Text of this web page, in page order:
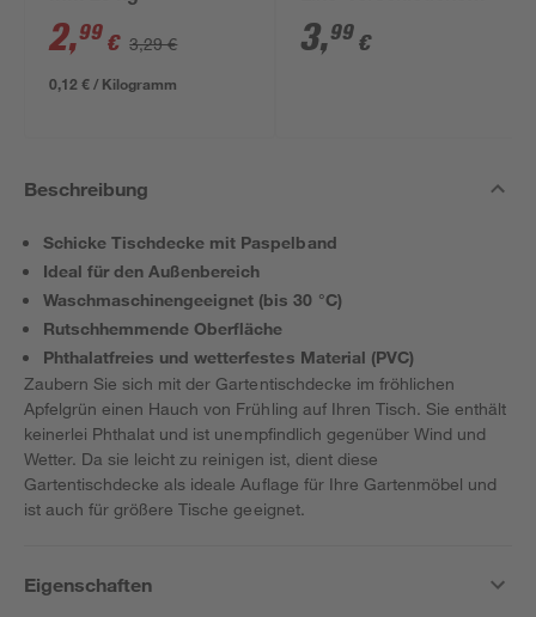
2,99 € 3,29 €
0,12 € / Kilogramm
Farben
3,99 €
Beschreibung
Schicke Tischdecke mit Paspelband
Ideal für den Außenbereich
Waschmaschinengeeignet (bis 30 °C)
Rutschhemmende Oberfläche
Phthalatfreies und wetterfestes Material (PVC)
Zaubern Sie sich mit der Gartentischdecke im fröhlichen
Apfelgrün einen Hauch von Frühling auf Ihren Tisch. Sie enthält
keinerlei Phthalat und ist unempfindlich gegenüber Wind und
Wetter. Da sie leicht zu reinigen ist, dient diese
Gartentischdecke als ideale Auflage für Ihre Gartenmöbel und
ist auch für größere Tische geeignet.
Eigenschaften